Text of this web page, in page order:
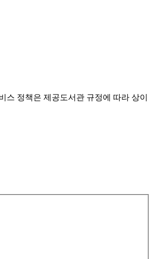
스 정책은 제공도서관 규정에 따라 상이